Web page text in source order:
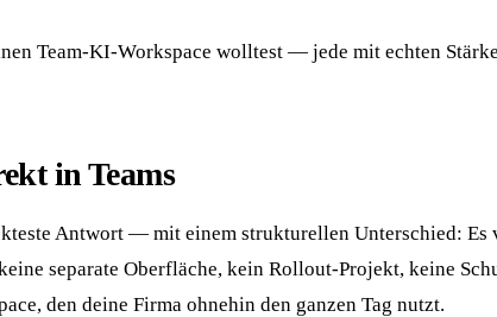
Team-KI-Workspace wolltest — jede mit echten
in Teams
Antwort — mit einem strukturellen Unterschied: Es
separate Oberfläche, kein Rollout-Projekt, keine
den deine Firma ohnehin den ganzen Tag nutzt.